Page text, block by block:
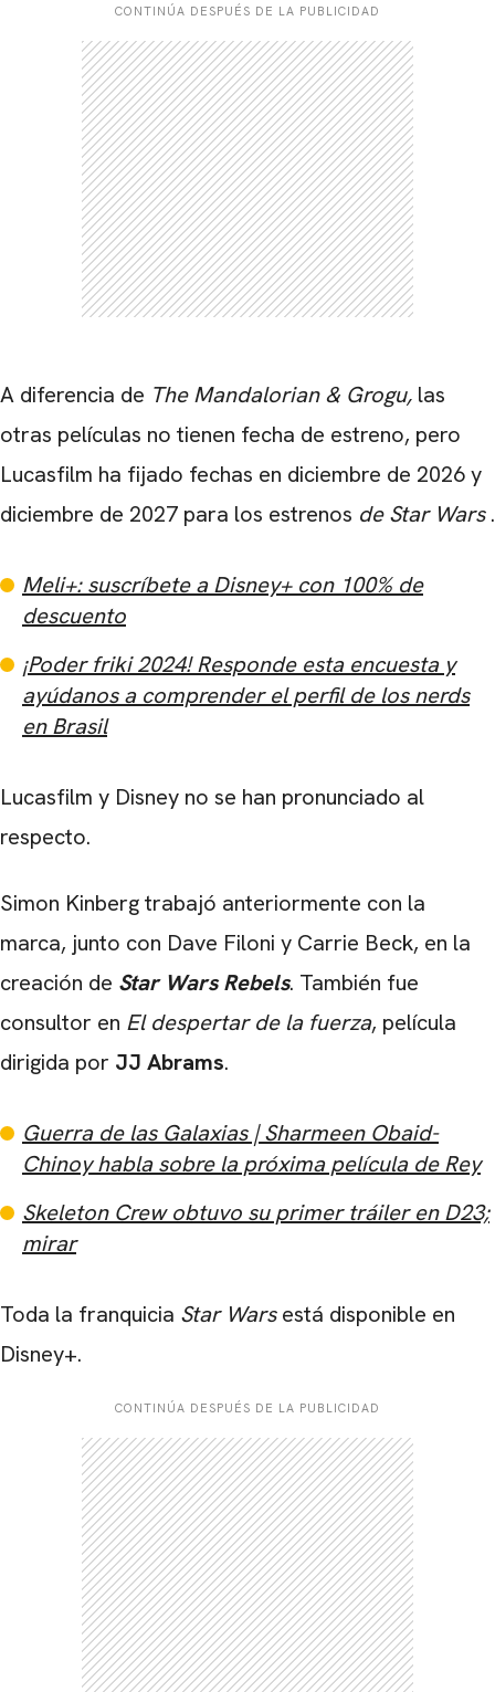
CONTINÚA DESPUÉS DE LA PUBLICIDAD
A diferencia de The Mandalorian & Grogu, las
otras películas no tienen fecha de estreno, pero
Lucasfilm ha fijado fechas en diciembre de 2026 y
diciembre de 2027 para los estrenos de Star Wars.
Meli+: suscríbete a Disney+ con 100% de
descuento
¡Poder friki 2024! Responde esta encuesta y
ayúdanos a comprender el perfil de los nerds
en Brasil
Lucasfilm y Disney no se han pronunciado al
respecto.
Simon Kinberg trabajó anteriormente con la
marca, junto con Dave Filoni y Carrie Beck, en la
creación de Star Wars Rebels. También fue
consultor en El despertar de la fuerza, película
dirigida por JJ Abrams.
Guerra de las Galaxias | Sharmeen Obaid-
Chinoy habla sobre la próxima película de Rey
Skeleton Crew obtuvo su primer tráiler en D23;
mirar
Toda la franquicia Star Warsestá disponible en
Disney+.
CONTINÚA DESPUÉS DE LA PUBLICIDAD